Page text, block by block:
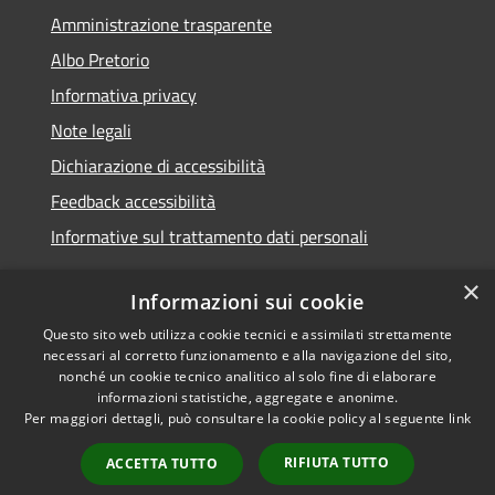
Amministrazione trasparente
Albo Pretorio
Informativa privacy
Note legali
Dichiarazione di accessibilità
Feedback accessibilità
Informative sul trattamento dati personali
RSS
Accessibilità
Cookie
Mappa del sito
Informativa trattamento
Copyright © 2026 • Comune di
Pioltello • Powered by
Municipium•Accesso
redazione
×
Informazioni sui cookie
Questo sito web utilizza cookie tecnici e assimilati strettamente
necessari al corretto funzionamento e alla navigazione del sito,
nonché un cookie tecnico analitico al solo fine di elaborare
informazioni statistiche, aggregate e anonime.
Per maggiori dettagli, può consultare la cookie policy al seguente link
ACCETTA TUTTO RIFIUTA TUTTO